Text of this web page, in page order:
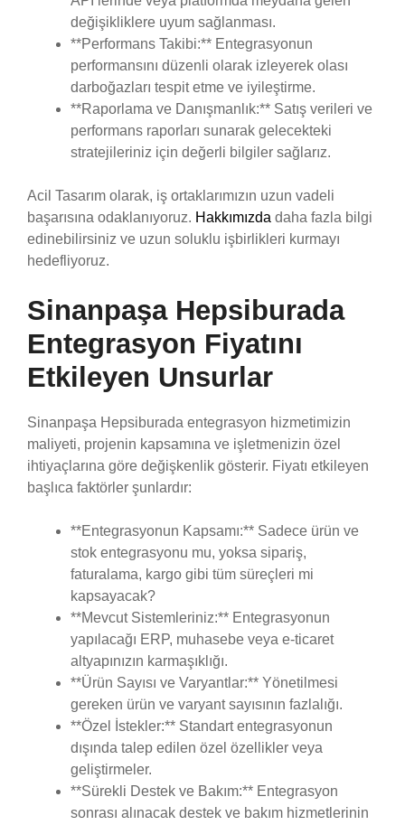
değişikliklere uyum sağlanması.
**Performans Takibi:** Entegrasyonun
performansını düzenli olarak izleyerek olası
darboğazları tespit etme ve iyileştirme.
**Raporlama ve Danışmanlık:** Satış verileri ve
performans raporları sunarak gelecekteki
stratejileriniz için değerli bilgiler sağlarız.
Acil Tasarım olarak, iş ortaklarımızın uzun vadeli
başarısına odaklanıyoruz. Hakkımızda daha fazla bilgi
edinebilirsiniz ve uzun soluklu işbirlikleri kurmayı
hedefliyoruz.
Sinanpaşa Hepsiburada
Entegrasyon Fiyatını
Etkileyen Unsurlar
Sinanpaşa Hepsiburada entegrasyon hizmetimizin
maliyeti, projenin kapsamına ve işletmenizin özel
ihtiyaçlarına göre değişkenlik gösterir. Fiyatı etkileyen
başlıca faktörler şunlardır:
**Entegrasyonun Kapsamı:** Sadece ürün ve
stok entegrasyonu mu, yoksa sipariş,
faturalama, kargo gibi tüm süreçleri mi
kapsayacak?
**Mevcut Sistemleriniz:** Entegrasyonun
yapılacağı ERP, muhasebe veya e-ticaret
altyapınızın karmaşıklığı.
**Ürün Sayısı ve Varyantlar:** Yönetilmesi
gereken ürün ve varyant sayısının fazlalığı.
**Özel İstekler:** Standart entegrasyonun
dışında talep edilen özel özellikler veya
geliştirmeler.
**Sürekli Destek ve Bakım:** Entegrasyon
sonrası alınacak destek ve bakım hizmetlerinin